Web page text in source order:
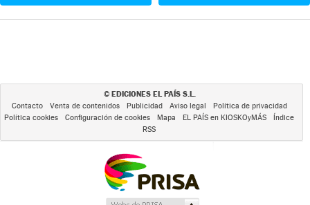
© EDICIONES EL PAÍS S.L.
Contacto Venta de contenidos Publicidad Aviso legal
Política de privacidad
Política cookies
Configuración de cookies Mapa EL PAÍS en KIOSKOyMÁS
Índice
RSS